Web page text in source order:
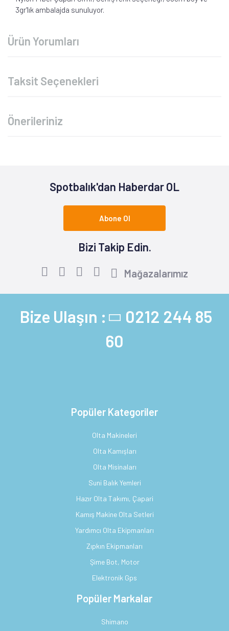
3gr'lık ambalajda sunuluyor.
Ürün Yorumları
Taksit Seçenekleri
Önerileriniz
Spotbalık'dan Haberdar OL
Abone Ol
Bizi Takip Edin.
Mağazalarımız
Bize Ulaşın : 0212 244 85
60
Popüler Kategoriler
Olta Makineleri
Olta Kamışları
Olta Misinaları
Suni Balık Yemleri
Hazır Olta Takımı, Çapari
Kamış Makine Olta Setleri
Yardımcı Olta Ekipmanları
Zıpkın Ekipmanları
Şime Bot, Motor
Elektronik Gps
Popüler Markalar
Shimano